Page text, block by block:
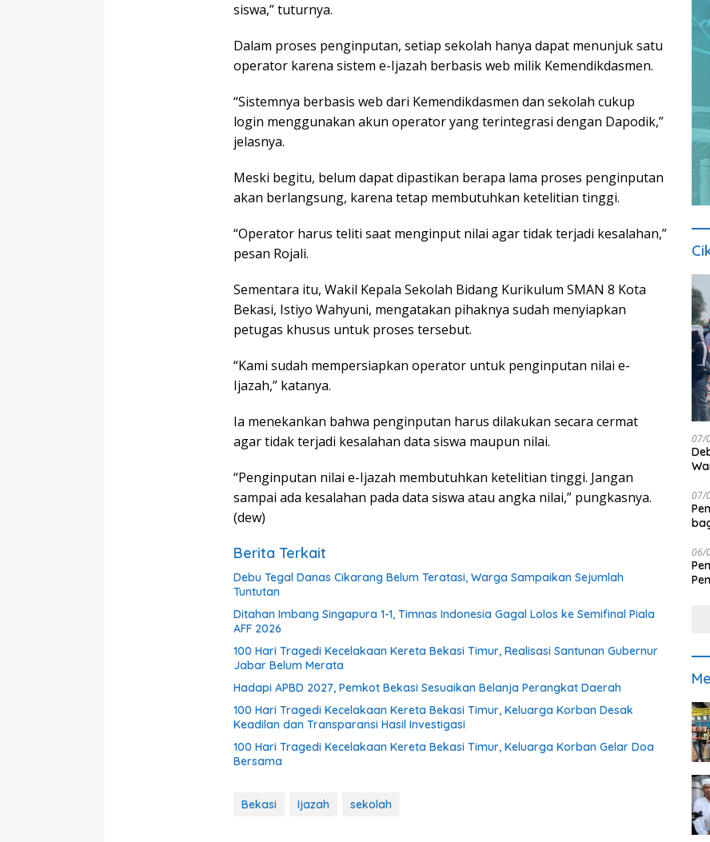
siswa,” tuturnya.
Dalam proses penginputan, setiap sekolah hanya dapat menunjuk satu
operator karena sistem e-Ijazah berbasis web milik Kemendikdasmen.
“Sistemnya berbasis web dari Kemendikdasmen dan sekolah cukup
login menggunakan akun operator yang terintegrasi dengan Dapodik,”
jelasnya.
Meski begitu, belum dapat dipastikan berapa lama proses penginputan
akan berlangsung, karena tetap membutuhkan ketelitian tinggi.
“Operator harus teliti saat menginput nilai agar tidak terjadi kesalahan,”
pesan Rojali.
Sementara itu, Wakil Kepala Sekolah Bidang Kurikulum SMAN 8 Kota
Bekasi, Istiyo Wahyuni, mengatakan pihaknya sudah menyiapkan
petugas khusus untuk proses tersebut.
“Kami sudah mempersiapkan operator untuk penginputan nilai e-
Ijazah,” katanya.
Ia menekankan bahwa penginputan harus dilakukan secara cermat
agar tidak terjadi kesalahan data siswa maupun nilai.
“Penginputan nilai e-Ijazah membutuhkan ketelitian tinggi. Jangan
sampai ada kesalahan pada data siswa atau angka nilai,” pungkasnya.
(dew)
Berita Terkait
Debu Tegal Danas Cikarang Belum Teratasi, Warga Sampaikan Sejumlah
Tuntutan
Ditahan Imbang Singapura 1-1, Timnas Indonesia Gagal Lolos ke Semifinal Piala
AFF 2026
100 Hari Tragedi Kecelakaan Kereta Bekasi Timur, Realisasi Santunan Gubernur
Jabar Belum Merata
Hadapi APBD 2027, Pemkot Bekasi Sesuaikan Belanja Perangkat Daerah
100 Hari Tragedi Kecelakaan Kereta Bekasi Timur, Keluarga Korban Desak
Keadilan dan Transparansi Hasil Investigasi
100 Hari Tragedi Kecelakaan Kereta Bekasi Timur, Keluarga Korban Gelar Doa
Bersama
Bekasi Ijazah sekolah
07/
07/
06/